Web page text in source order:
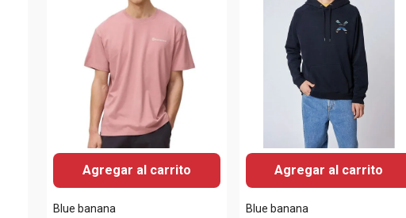
Agregar al carrito
Blue banana
Agregar al carrito
Blue banana